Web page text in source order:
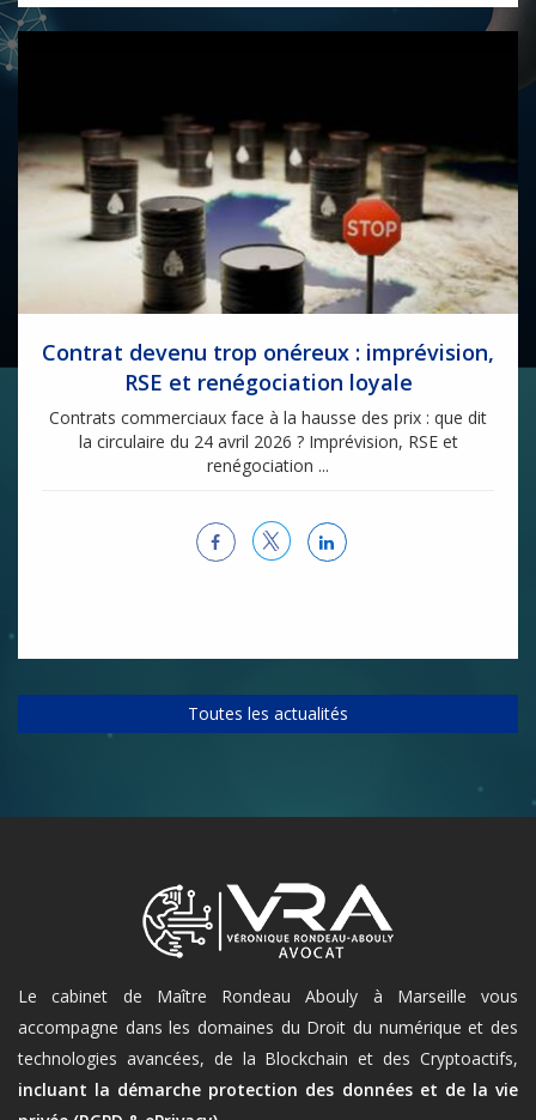
Contrat devenu trop onéreux : imprévision,
RSE et renégociation loyale
Contrats commerciaux face à la hausse des prix : que dit
la circulaire du 24 avril 2026 ? Imprévision, RSE et
renégociation ...
Toutes les actualités
Le cabinet de Maître Rondeau Abouly à Marseille vous
accompagne dans les domaines du Droit du numérique et des
technologies avancées, de la Blockchain et des Cryptoactifs,
incluant la démarche protection des données et de la vie